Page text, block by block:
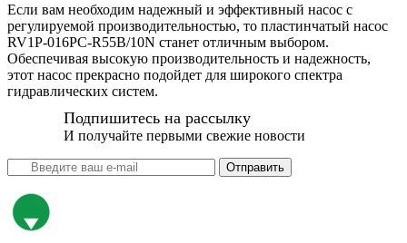
Если вам необходим надежный и эффективный насос с
регулируемой производительностью, то пластинчатый насос
RV1P-016PC-R55B/10N станет отличным выбором.
Обеспечивая высокую производительность и надежность,
этот насос прекрасно подойдет для широкого спектра
гидравлических систем.
Подпишитесь на рассылку
И получайте первыми свежие новости
Отправить